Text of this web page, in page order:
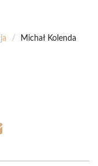
/ Michał Kolenda